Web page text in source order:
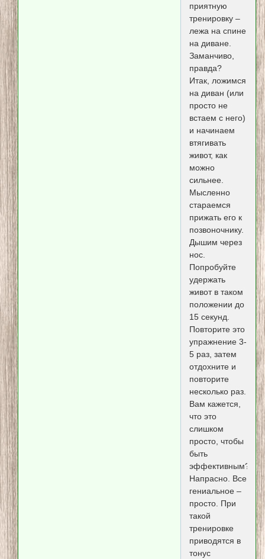
приятную
тренировку –
лежа на спине
на диване.
Заманчиво,
правда?
Итак, ложимся
на диван (или
просто не
встаем с него)
и начинаем
втягивать
живот, как
можно
сильнее.
Мысленно
стараемся
прижать его к
позвоночнику.
Дышим через
нос.
Попробуйте
удержать
живот в таком
положении до
15 секунд.
Повторите это
упражнение 3-
5 раз, затем
отдохните и
повторите
несколько раз.
Вам кажется,
что это
слишком
просто, чтобы
быть
эффективным?
Напрасно. Все
гениальное –
просто. При
такой
тренировке
приводятся в
тонус